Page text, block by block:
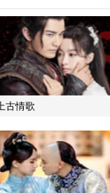
上古情歌